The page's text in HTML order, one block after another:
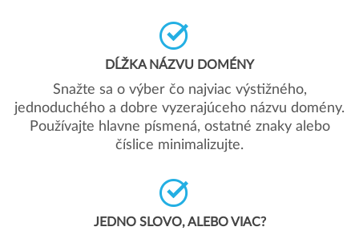
DĹŽKA NÁZVU DOMÉNY
Snažte sa o výber čo najviac výstižného,
jednoduchého a dobre vyzerajúceho názvu domény.
Používajte hlavne písmená, ostatné znaky alebo
číslice minimalizujte.
JEDNO SLOVO, ALEBO VIAC?